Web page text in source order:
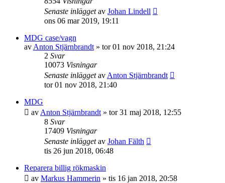
Senaste inläggetav Johan Lindell
ons 06 mar 2019, 19:11
MDG case/vagn
av Anton Stjärnbrandt » tor 01 nov 2018, 21:24
2 Svar
10073 Visningar
Senaste inläggetav Anton Stjärnbrandt
tor 01 nov 2018, 21:40
MDG
av Anton Stjärnbrandt » tor 31 maj 2018, 12:55
8 Svar
17409 Visningar
Senaste inläggetav Johan Fälth
tis 26 jun 2018, 06:48
Reparera billig rökmaskin
av Markus Hammerin » tis 16 jan 2018, 20:58